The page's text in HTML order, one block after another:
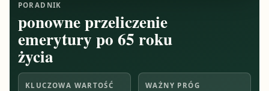
PORADNIK
ponowne przeliczenie
emerytury po 65 roku
życia
KLUCZOWA WARTOŚĆ WAŻNY PRÓG